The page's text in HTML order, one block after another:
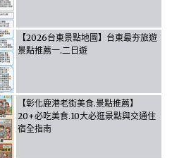
【2026台東景點地圖】台東最夯旅遊
景點推薦一.二日遊
【彰化鹿港老街美食.景點推薦】
20+必吃美食.10大必逛景點與交通住
宿全指南